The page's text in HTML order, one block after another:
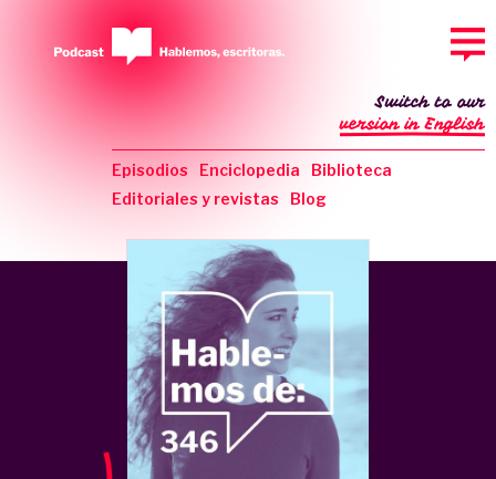
Episodios Enciclopedia
Biblioteca
Editoriales y revistas
Blog
Switch to our
version in English